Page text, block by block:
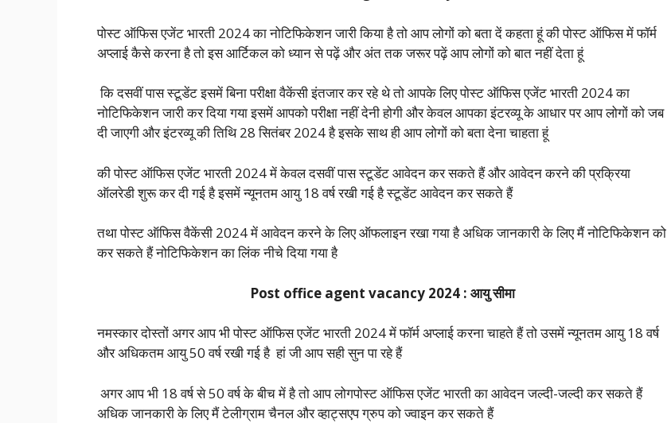
पोस्ट ऑफिस एजेंट भारती 2024 का नोटिफिकेशन जारी किया है तो आप लोगों को बता दें कहता हूं की पोस्ट ऑफिस में फॉर्म
अप्लाई कैसे करना है तो इस आर्टिकल को ध्यान से पढ़ें और अंत तक जरूर पढ़ें आप लोगों को बात नहीं देता हूं
कि दसवीं पास स्टूडेंट इसमें बिना परीक्षा वैकेंसी इंतजार कर रहे थे तो आपके लिए पोस्ट ऑफिस एजेंट भारती 2024 का
नोटिफिकेशन जारी कर दिया गया इसमें आपको परीक्षा नहीं देनी होगी और केवल आपका इंटरव्यू के आधार पर आप लोगों को जब
दी जाएगी और इंटरव्यू की तिथि 28 सितंबर 2024 है इसके साथ ही आप लोगों को बता देना चाहता हूं
की पोस्ट ऑफिस एजेंट भारती 2024 में केवल दसवीं पास स्टूडेंट आवेदन कर सकते हैं और आवेदन करने की प्रक्रिया
ऑलरेडी शुरू कर दी गई है इसमें न्यूनतम आयु 18 वर्ष रखी गई है स्टूडेंट आवेदन कर सकते हैं
तथा पोस्ट ऑफिस वैकेंसी 2024 में आवेदन करने के लिए ऑफलाइन रखा गया है अधिक जानकारी के लिए मैं नोटिफिकेशन को
कर सकते हैं नोटिफिकेशन का लिंक नीचे दिया गया है
Post office agent vacancy 2024 : आयु सीमा
नमस्कार दोस्तों अगर आप भी पोस्ट ऑफिस एजेंट भारती 2024 में फॉर्म अप्लाई करना चाहते हैं तो उसमें न्यूनतम आयु 18 वर्ष
और अधिकतम आयु 50 वर्ष रखी गई है हां जी आप सही सुन पा रहे हैं
अगर आप भी 18 वर्ष से 50 वर्ष के बीच में है तो आप लोगपोस्ट ऑफिस एजेंट भारती का आवेदन जल्दी-जल्दी कर सकते हैं
अधिक जानकारी के लिए मैं टेलीग्राम चैनल और व्हाट्सएप ग्रुप को ज्वाइन कर सकते हैं